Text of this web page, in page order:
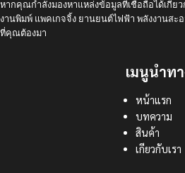
หากคุณกำลังมองหาแหล่งข้อมูลที่เชื่อถือได้เกี่
งานพิมพ์ แพคเกจจิ้ง ยานยนต์ไฟฟ้า พลังงานสะ
ที่คุณต้องมา
เมนูนำท
หน้าแรก
บทความ
สินค้า
เกียวกับเรา